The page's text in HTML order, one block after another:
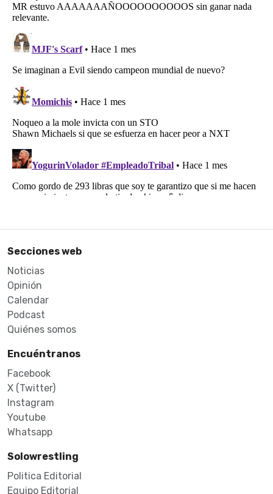
Secciones web
Noticias
Opinión
Calendar
Podcast
Quiénes somos
Encuéntranos
Facebook
X (Twitter)
Instagram
Youtube
Whatsapp
Solowrestling
Politica Editorial
Equipo Editorial